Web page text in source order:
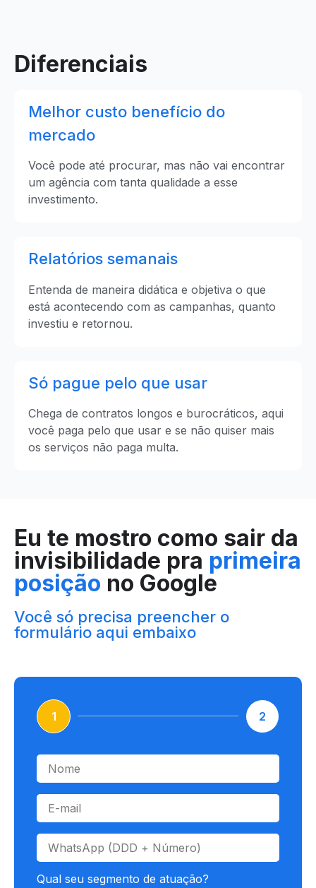
Diferenciais
Melhor custo benefício do
mercado
Você pode até procurar, mas não vai encontrar
um agência com tanta qualidade a esse
investimento.
Relatórios semanais
Entenda de maneira didática e objetiva o que
está acontecendo com as campanhas, quanto
investiu e retornou.
Só pague pelo que usar
Chega de contratos longos e burocráticos, aqui
você paga pelo que usar e se não quiser mais
os serviços não paga multa.
Eu te mostro como sair da
invisibilidade pra primeira
posição no Google
Você só precisa preencher o
formulário aqui embaixo
1 2
Qual seu segmento de atuação?